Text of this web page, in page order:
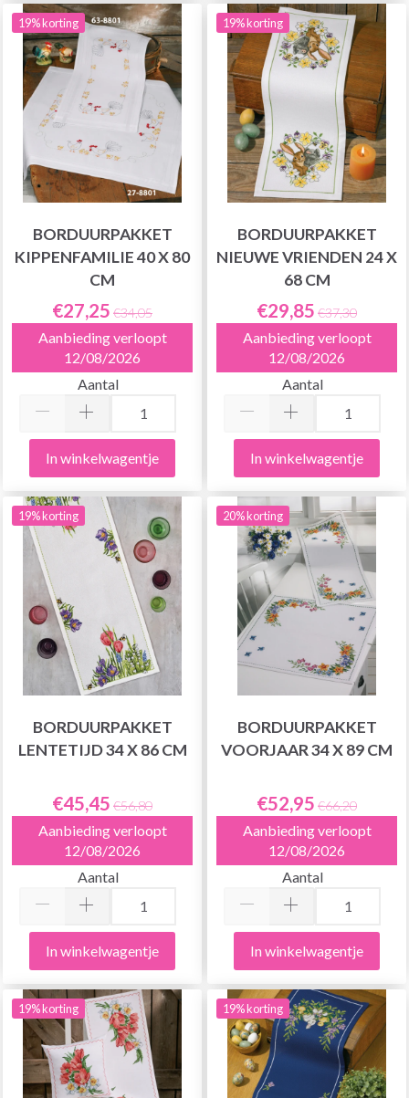
19% korting
BORDUURPAKKET
KIPPENFAMILIE 40 X 80
CM
€27,25 €34,05
Aanbieding verloopt
12/08/2026
Aantal
In winkelwagentje
19% korting
BORDUURPAKKET
NIEUWE VRIENDEN 24 X
68 CM
€29,85 €37,30
Aanbieding verloopt
12/08/2026
Aantal
In winkelwagentje
19% korting
BORDUURPAKKET
LENTETIJD 34 X 86 CM
€45,45 €56,80
Aanbieding verloopt
12/08/2026
Aantal
In winkelwagentje
20% korting
BORDUURPAKKET
VOORJAAR 34 X 89 CM
€52,95 €66,20
Aanbieding verloopt
12/08/2026
Aantal
In winkelwagentje
19% korting 19% korting